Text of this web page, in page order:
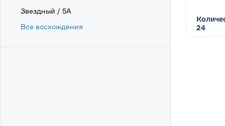
Звездный / 5А
Все восхождения
24